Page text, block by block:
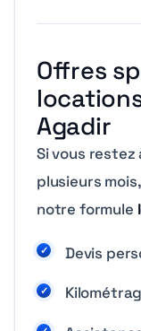
Offres
Agadir
Si vous restez
plusieurs
notre formule
Devis